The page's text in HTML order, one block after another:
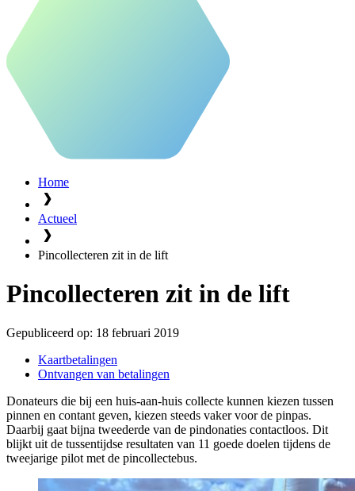
Home
Actueel
Pincollecteren zit in de lift
Pincollecteren zit in de lift
Gepubliceerd op: 18 februari 2019
Kaartbetalingen
Ontvangen van betalingen
Donateurs die bij een huis-aan-huis collecte kunnen kiezen tussen
pinnen en contant geven, kiezen steeds vaker voor de pinpas.
Daarbij gaat bijna tweederde van de pindonaties contactloos. Dit
blijkt uit de tussentijdse resultaten van 11 goede doelen tijdens de
tweejarige pilot met de pincollectebus.